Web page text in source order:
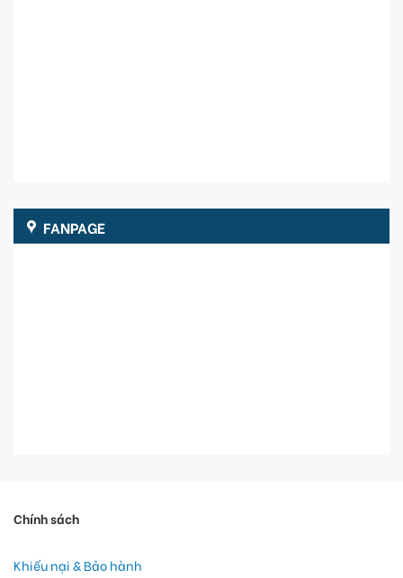
FANPAGE
Chính sách
Khiếu nại & Bảo hành